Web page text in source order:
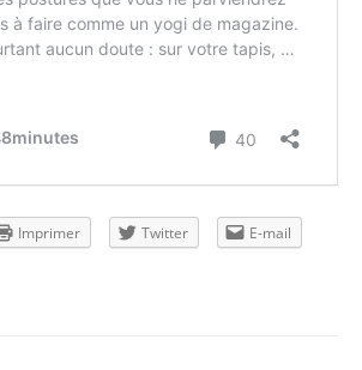
Imprimer Twitter
E-mail